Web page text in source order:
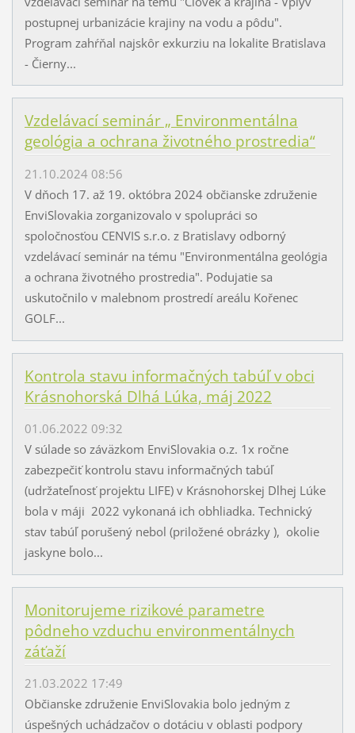
postupnej urbanizácie krajiny na vodu a pôdu".
Program zahŕňal najskôr exkurziu na lokalite Bratislava
- Čierny...
Vzdelávací seminár „ Environmentálna
geológia a ochrana životného prostredia“
21.10.2024 08:56
V dňoch 17. až 19. októbra 2024 občianske združenie
EnviSlovakia zorganizovalo v spolupráci so
spoločnosťou CENVIS s.r.o. z Bratislavy odborný
vzdelávací seminár na tému "Environmentálna geológia
a ochrana životného prostredia". Podujatie sa
uskutočnilo v malebnom prostredí areálu Kořenec
GOLF...
Kontrola stavu informačných tabúľ v obci
Krásnohorská Dlhá Lúka, máj 2022
01.06.2022 09:32
V súlade so záväzkom EnviSlovakia o.z. 1x ročne
zabezpečiť kontrolu stavu informačných tabúľ
(udržateľnosť projektu LIFE) v Krásnohorskej Dlhej Lúke
bola v máji 2022 vykonaná ich obhliadka. Technický
stav tabúľ porušený nebol (priložené obrázky ), okolie
jaskyne bolo...
Monitorujeme rizikové parametre
pôdneho vzduchu environmentálnych
záťaží
21.03.2022 17:49
Občianske združenie EnviSlovakia bolo jedným z
úspešných uchádzačov o dotáciu v oblasti podpory